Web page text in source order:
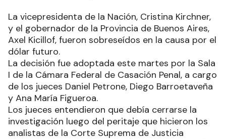
La vicepresidenta de la Nación, Cristina Kirchner,
y el gobernador de la Provincia de Buenos Aires,
Axel Kicillof, fueron sobreseídos en la causa por el
dólar futuro.
La decisión fue adoptada este martes por la Sala
I de la Cámara Federal de Casación Penal, a cargo
de los jueces Daniel Petrone, Diego Barroetaveña
y Ana María Figueroa.
Los jueces entendieron que debía cerrarse la
investigación luego del peritaje que hicieron los
analistas de la Corte Suprema de Justicia